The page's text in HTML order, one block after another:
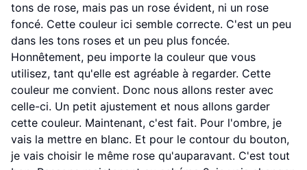
tons de rose, mais pas un rose évident, ni un rose
foncé. Cette couleur ici semble correcte. C'est un peu
dans les tons roses et un peu plus foncée.
Honnêtement, peu importe la couleur que vous
utilisez, tant qu'elle est agréable à regarder. Cette
couleur me convient. Donc nous allons rester avec
celle-ci. Un petit ajustement et nous allons garder
cette couleur. Maintenant, c'est fait. Pour l'ombre, je
vais la mettre en blanc. Et pour le contour du bouton,
je vais choisir le même rose qu'auparavant. C'est tout